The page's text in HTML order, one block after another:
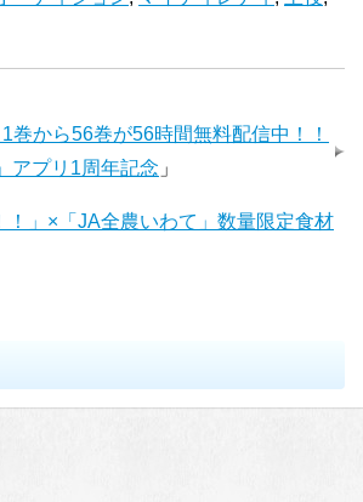
1巻から56巻が56時間無料配信中！！
アプリ1周年記念 」
！」×「JA全農いわて」数量限定食材